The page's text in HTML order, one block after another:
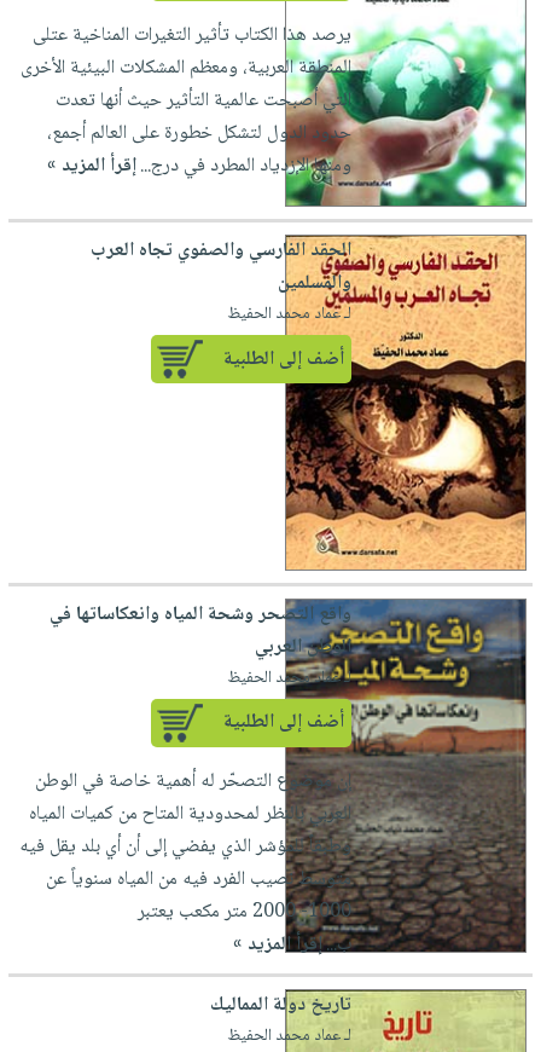
يرصد هذا الكتاب تأثير التغيرات المناخية عتلى
المنطقة العربية، ومعظم المشكلات البيئية الأخرى
التي أصبحت عالمية التأثير حيث أنها تعدت
حدود الدول لتشكل خطورة على العالم أجمع،
ومنها الإزدياد المطرد في درج...إقرأ المزيد »
الحقد الفارسي والصفوي تجاه العرب
والمسلمين
لـ عماد محمد الحفيظ
أضف إلى الطلبية
واقع التصحر وشحة المياه وانعكاساتها في
الوطن العربي
لـ عماد محمد الحفيظ
أضف إلى الطلبية
إن موضوع التصحّر له أهمية خاصة في الوطن
العربي بالنظر لمحدودية المتاح من كميات المياه
وطبقاً للمؤشر الذي يفضي إلى أن أي بلد يقل فيه
متوسط نصيب الفرد فيه من المياه سنوياً عن
1000- 2000 متر مكعب يعتبر
ب...إقرأ المزيد »
تاريخ دولة المماليك
لـ عماد محمد الحفيظ